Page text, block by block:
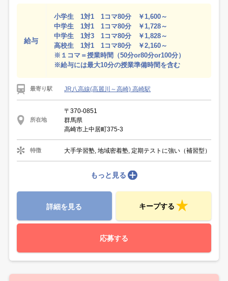
給与
小学生 1対1 1コマ80分 ￥1,600～
中学生 1対1 1コマ80分 ￥1,728～
中学生 1対3 1コマ80分 ￥1,828～
高校生 1対1 1コマ80分 ￥2,160～
※１コマ＝授業時間（50分or80分or100分）
※給与には最大10分の授業準備時間を含む
最寄り駅 JR八高線(高麗川～高崎) 高崎駅
所在地
〒370-0851
群馬県
高崎市上中居町375-3
特徴 大手学習塾, 地域密着塾, 定期テストに強い（補習型）
もっと見る
詳細を見る キープする
応募する